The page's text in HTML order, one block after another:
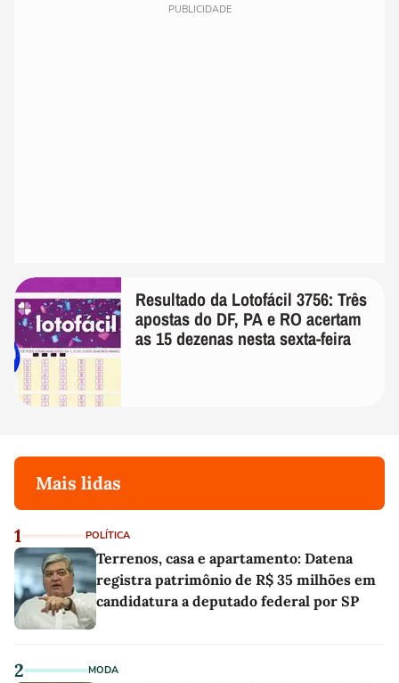
PUBLICIDADE
Resultado da Lotofácil 3756: Três
apostas do DF, PA e RO acertam
as 15 dezenas nesta sexta-feira
Mais lidas
1 POLÍTICA
Terrenos, casa e apartamento: Datena
registra patrimônio de R$ 35 milhões em
candidatura a deputado federal por SP
2 MODA